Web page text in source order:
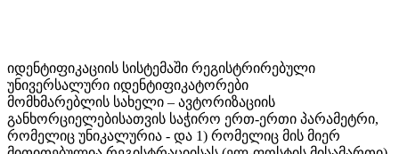
იდენტიფიკაციის სისტემაში რეგისტრირებული
უნივერსალური იდენტიფიკატორები
მომხმარებლის სახელი – ავტორიზაციის
განხორციელებისათვის საჭირო ერთ-ერთი პარამეტრი,
რომელიც უნიკალურია - და 1) რომელიც მის მიერ